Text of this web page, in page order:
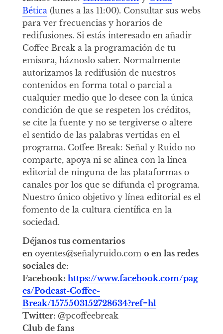
Bética(lunes a las 11:00). Consultar sus webs
para ver frecuencias y horarios de
redifusiones. Si estás interesado en añadir
Coffee Break a la programación de tu
emisora, háznoslo saber. Normalmente
autorizamos la redifusión de nuestros
contenidos en forma total o parcial a
cualquier medio que lo desee con la única
condición de que se respeten los créditos,
se cite la fuente y no se tergiverse o altere
el sentido de las palabras vertidas en el
programa. Coffee Break: Señal y Ruido no
comparte, apoya ni se alinea con la línea
editorial de ninguna de las plataformas o
canales por los que se difunda el programa.
Nuestro único objetivo y línea editorial es el
fomento de la cultura científica en la
sociedad.
Déjanos tus comentarios
en oyentes@señalyruido.com o en las redes
sociales de:
Facebook: https://www.facebook.com/pag
es/Podcast-Coffee-
Break/1575503152728634?ref=hl
Twitter: @pcoffeebreak
Club de fans